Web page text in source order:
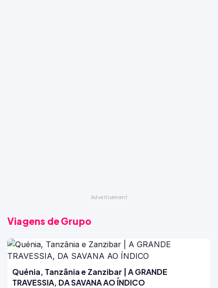
Viagens de Grupo
Quénia, Tanzânia e Zanzibar | A GRANDE
TRAVESSIA, DA SAVANA AO ÍNDICO